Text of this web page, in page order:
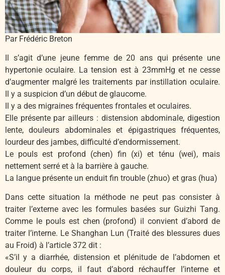
Par Frédéric Breton
Il s’agit d’une jeune femme de 20 ans qui présente une
hypertonie oculaire. La tension est à 23mmHg et ne cesse
d’augmenter malgré les traitements par instillation oculaire.
Il y a suspicion d’un début de glaucome.
Il y a des migraines fréquentes frontales et oculaires.
Elle présente par ailleurs : distension abdominale, digestion
lente, douleurs abdominales et épigastriques fréquentes,
lourdeur des jambes, difficulté d’endormissement.
Le pouls est profond (chen) fin (xi) et ténu (wei), mais
nettement serré et à la barrière à gauche.
La langue présente un enduit fin trouble (zhuo) et gras (hua)
Dans cette situation la méthode ne peut pas consister à
traiter l’externe avec les formules basées sur Guizhi Tang.
Comme le pouls est chen (profond) il convient d’abord de
traiter l’interne. Le Shanghan Lun (Traité des blessures dues
au Froid) à l’article 372 dit :
«S’il y a diarrhée, distension et plénitude de l’abdomen et
douleur du corps, il faut d’abord réchauffer l’interne et